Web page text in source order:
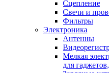
Сцепление
Свечи и
Фильтры
Электроника
Антенны
Мелкая
для